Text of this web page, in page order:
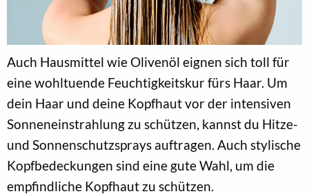
Auch Hausmittel wie Olivenöl eignen sich toll für
eine wohltuende Feuchtigkeitskur fürs Haar. Um
dein Haar und deine Kopfhaut vor der intensiven
Sonneneinstrahlung zu schützen, kannst du Hitze-
und Sonnenschutzsprays auftragen. Auch stylische
Kopfbedeckungen sind eine gute Wahl, um die
empfindliche Kopfhaut zu schützen.